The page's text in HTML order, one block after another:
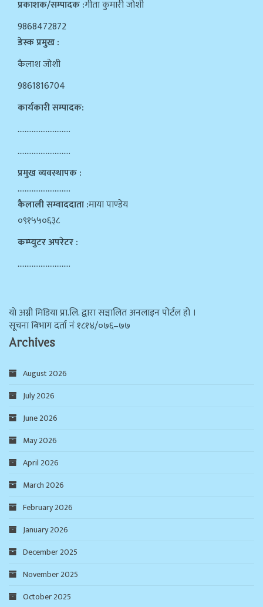
प्रकाशक/सम्पादक :गीता कुमारी जोशी
9868472872
डेस्क प्रमुख :
कैलाश जोशी
9861816704
कार्यकारी सम्पादक:
…………………………
…………………………
प्रमुख व्यवस्थापक :
…………………………
कैलाली सम्वाददाता :माया पाण्डेय
०९१५५०६३८
कम्प्युटर अपरेटर :
…………………………
याे अग्नी मिडिया प्रा.लि. द्वारा सञ्चालित अनलाइन पोर्टल हो ।
सूचना बिभाग दर्ता न‌ं १८१४/०७६–७७
Archives
August 2026
July 2026
June 2026
May 2026
April 2026
March 2026
February 2026
January 2026
December 2025
November 2025
October 2025